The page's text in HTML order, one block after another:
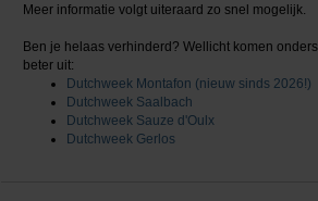
Meer informatie volgt uiteraard zo snel mogelijk.
Ben je helaas verhinderd? Wellicht komen
beter uit:
Dutchweek Montafon (nieuw sinds 2026!)
Dutchweek Saalbach
Dutchweek Sauze d'Oulx
Dutchweek Gerlos